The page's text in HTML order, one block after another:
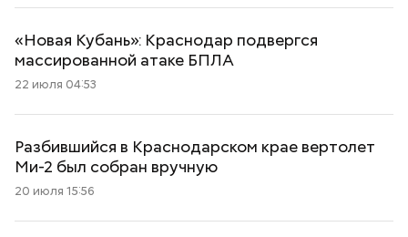
«Новая Кубань»: Краснодар подвергся
массированной атаке БПЛА
22 июля 04:53
Разбившийся в Краснодарском крае вертолет
Ми-2 был собран вручную
20 июля 15:56